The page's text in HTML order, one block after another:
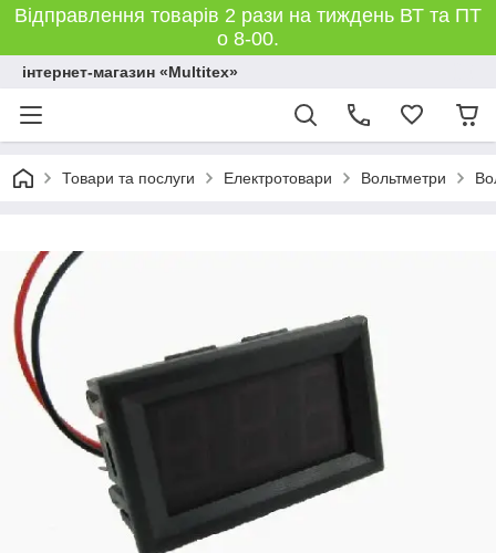
Відправлення товарів 2 рази на тиждень ВТ та ПТ
о 8-00.
інтернет-магазин «Multitex»
Товари та послуги Електротовари Вольтметри